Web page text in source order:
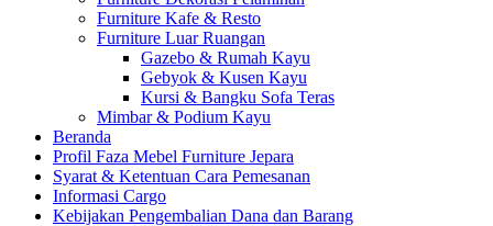
Furniture Kafe & Resto
Furniture Luar Ruangan
Gazebo & Rumah Kayu
Gebyok & Kusen Kayu
Kursi & Bangku Sofa Teras
Mimbar & Podium Kayu
Beranda
Profil Faza Mebel Furniture Jepara
Syarat & Ketentuan Cara Pemesanan
Informasi Cargo
Kebijakan Pengembalian Dana dan Barang